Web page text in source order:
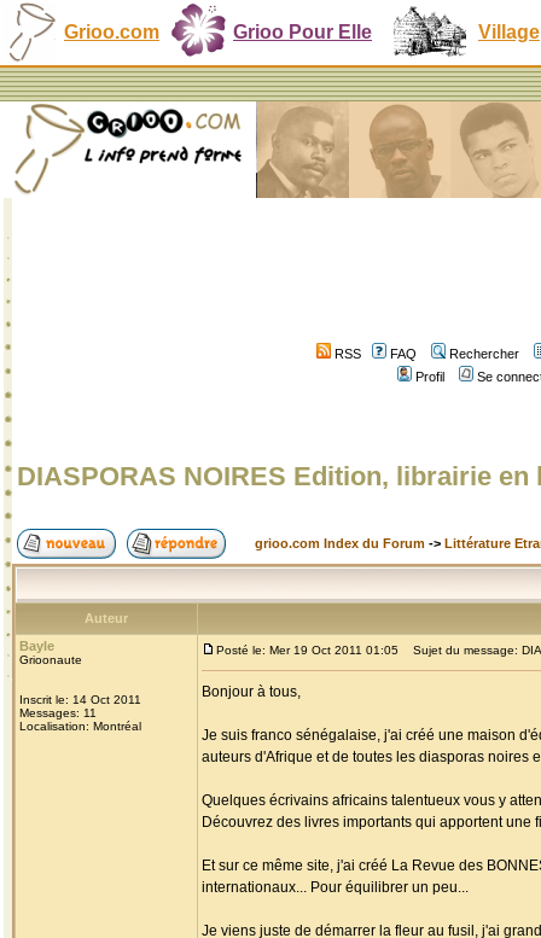
Grioo.com Grioo Pour Elle Village
RSS FAQ
Rechercher
Profil
Se
DIASPORAS NOIRES Edition, librairie en
grioo.com Index du Forum -> Littérature
Auteur
Bayle
Grioonaute
Inscrit le: 14 Oct 2011
Messages: 11
Localisation: Montréal
Posté le: Mer 19 Oct 2011 01:05 Sujet du message:
Bonjour à tous,
Je suis franco sénégalaise, j'ai créé une maison
auteurs d'Afrique et de toutes les diasporas noires
Quelques écrivains africains talentueux vous y
Découvrez des livres importants qui apportent
Et sur ce même site, j'ai créé La Revue des
internationaux... Pour équilibrer un peu...
Je viens juste de démarrer la fleur au fusil, j'ai